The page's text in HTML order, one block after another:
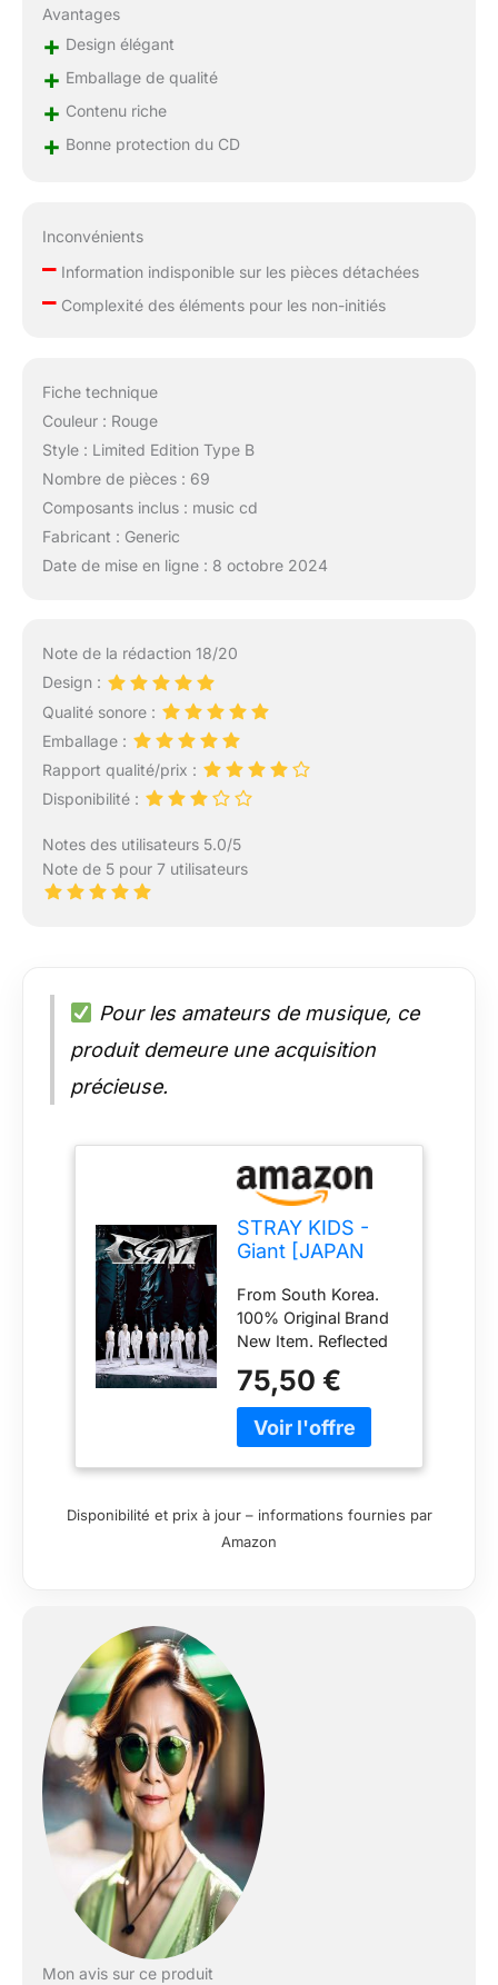
Avantages
+ Design élégant
+ Emballage de qualité
+ Contenu riche
+ Bonne protection du CD
Inconvénients
–Information indisponible sur les pièces détachées
–Complexité des éléments pour les non-initiés
Fiche technique
Couleur : Rouge
Style : Limited Edition Type B
Nombre de pièces : 69
Composants inclus : music cd
Fabricant : Generic
Date de mise en ligne : 8 octobre 2024
Note de la rédaction 18/20
Design :
Qualité sonore :
Emballage :
Rapport qualité/prix :
Disponibilité :
Notes des utilisateurs 5.0/5
Note de 5 pour 7 utilisateurs
Pour les amateurs de musique, ce
produit demeure une acquisition
précieuse.
STRAY KIDS -
Giant [JAPAN
(Limited Edition
Type B)
From South Korea.
100% Original Brand
New Item. Reflected
GAON Charts.
Release Date :
2024.11.13 Package :
messages (printed))
+ 2 Photocards (B) +
75,50 €
Disponibilité et prix à jour – informations fournies par
Amazon
Mon avis sur ce produit